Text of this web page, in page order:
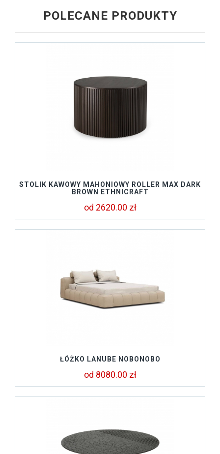
POLECANE PRODUKTY
STOLIK KAWOWY MAHONIOWY ROLLER MAX DARK
BROWN ETHNICRAFT
od 2620.00 zł
ŁÓŻKO LANUBE NOBONOBO
od 8080.00 zł